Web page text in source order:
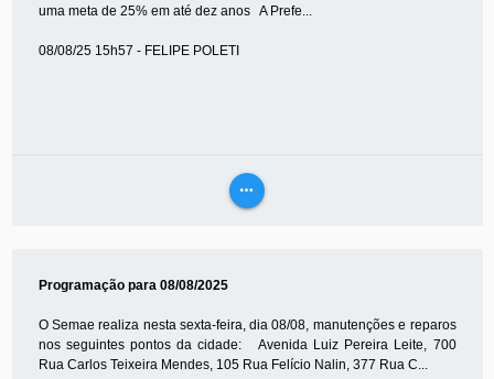
uma meta de 25% em até dez anos A Prefe...
08/08/25 15h57 - FELIPE POLETI
more_horiz
Programação para 08/08/2025
O Semae realiza nesta sexta-feira, dia 08/08, manutenções e reparos
nos seguintes pontos da cidade: Avenida Luiz Pereira Leite, 700
Rua Carlos Teixeira Mendes, 105 Rua Felício Nalin, 377 Rua C...